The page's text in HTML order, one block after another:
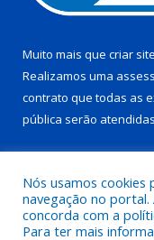
Muito mais que criar site
Realizamos uma
contrato que todas as
pública serão
Nós usamos cookies
navegação no
concorda com a
Para ter mais